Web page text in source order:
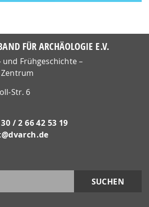
FÜR ARCHÄOLOGIE E.V.
Frühgeschichte –
Str. 6
/ 2 66 42 53 19